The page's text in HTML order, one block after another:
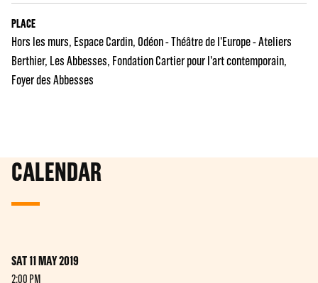
PLACE
Hors les murs Espace Cardin Odéon - Théâtre de l'Europe - Ateliers
Berthier Les Abbesses Fondation Cartier pour l'art contemporain
Foyer des Abbesses
CALENDAR
SAT 11 MAY 2019
2:00 PM